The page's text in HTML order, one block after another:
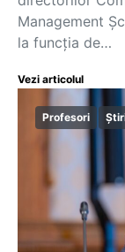
Management
la funcția de…
Vezi articolul
Profesori